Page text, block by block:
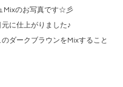
Mixのお写真です☆彡
に仕上がりました♪
ダークブラウンをMixすること